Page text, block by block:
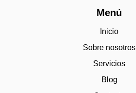
Menú
Inicio
Sobre nosotros
Servicios
Blog